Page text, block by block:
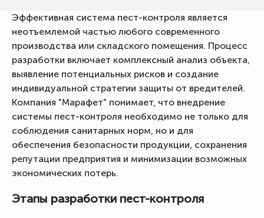
Эффективная система пест-контроля является
неотъемлемой частью любого современного
производства или складского помещения. Процесс
разработки включает комплексный анализ объекта,
выявление потенциальных рисков и создание
индивидуальной стратегии защиты от вредителей.
Компания "Марафет" понимает, что внедрение
системы пест-контроля необходимо не только для
соблюдения санитарных норм, но и для
обеспечения безопасности продукции, сохранения
репутации предприятия и минимизации возможных
экономических потерь.
Этапы разработки пест-контроля